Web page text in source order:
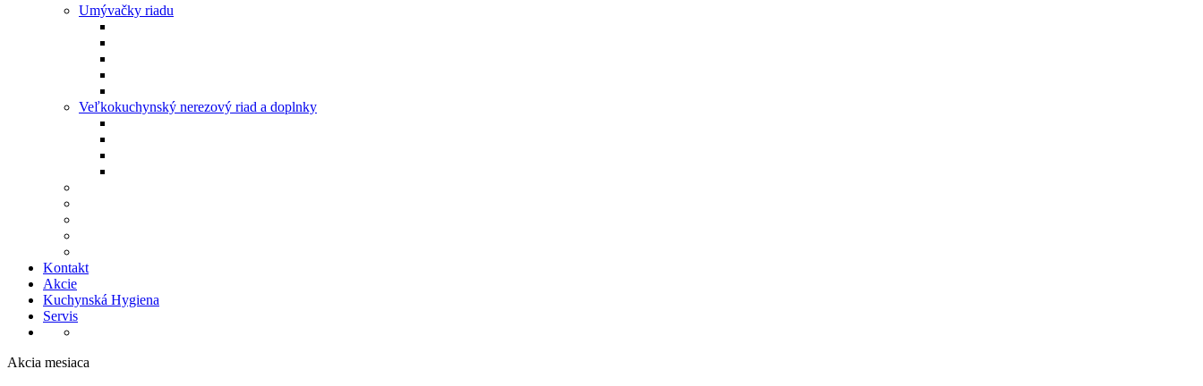
Umývačky riadu
Veľkokuchynský nerezový riad a doplnky
Kontakt
Akcie
Kuchynská Hygiena
Servis
Akcia mesiaca